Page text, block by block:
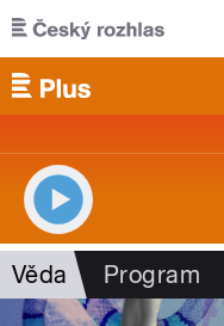
Přejít k hlavnímu obsahu
Věda Program